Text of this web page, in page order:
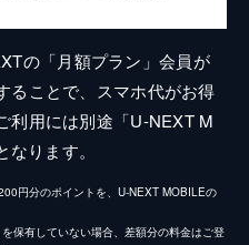
の「月額プラン」会員が
ることで、スマホ代がお得
利用には別途「U-NEXT M
ります。
円分のポイントを、U-NEXT MOBILEの
保有していない場合、差額分の料金はご登